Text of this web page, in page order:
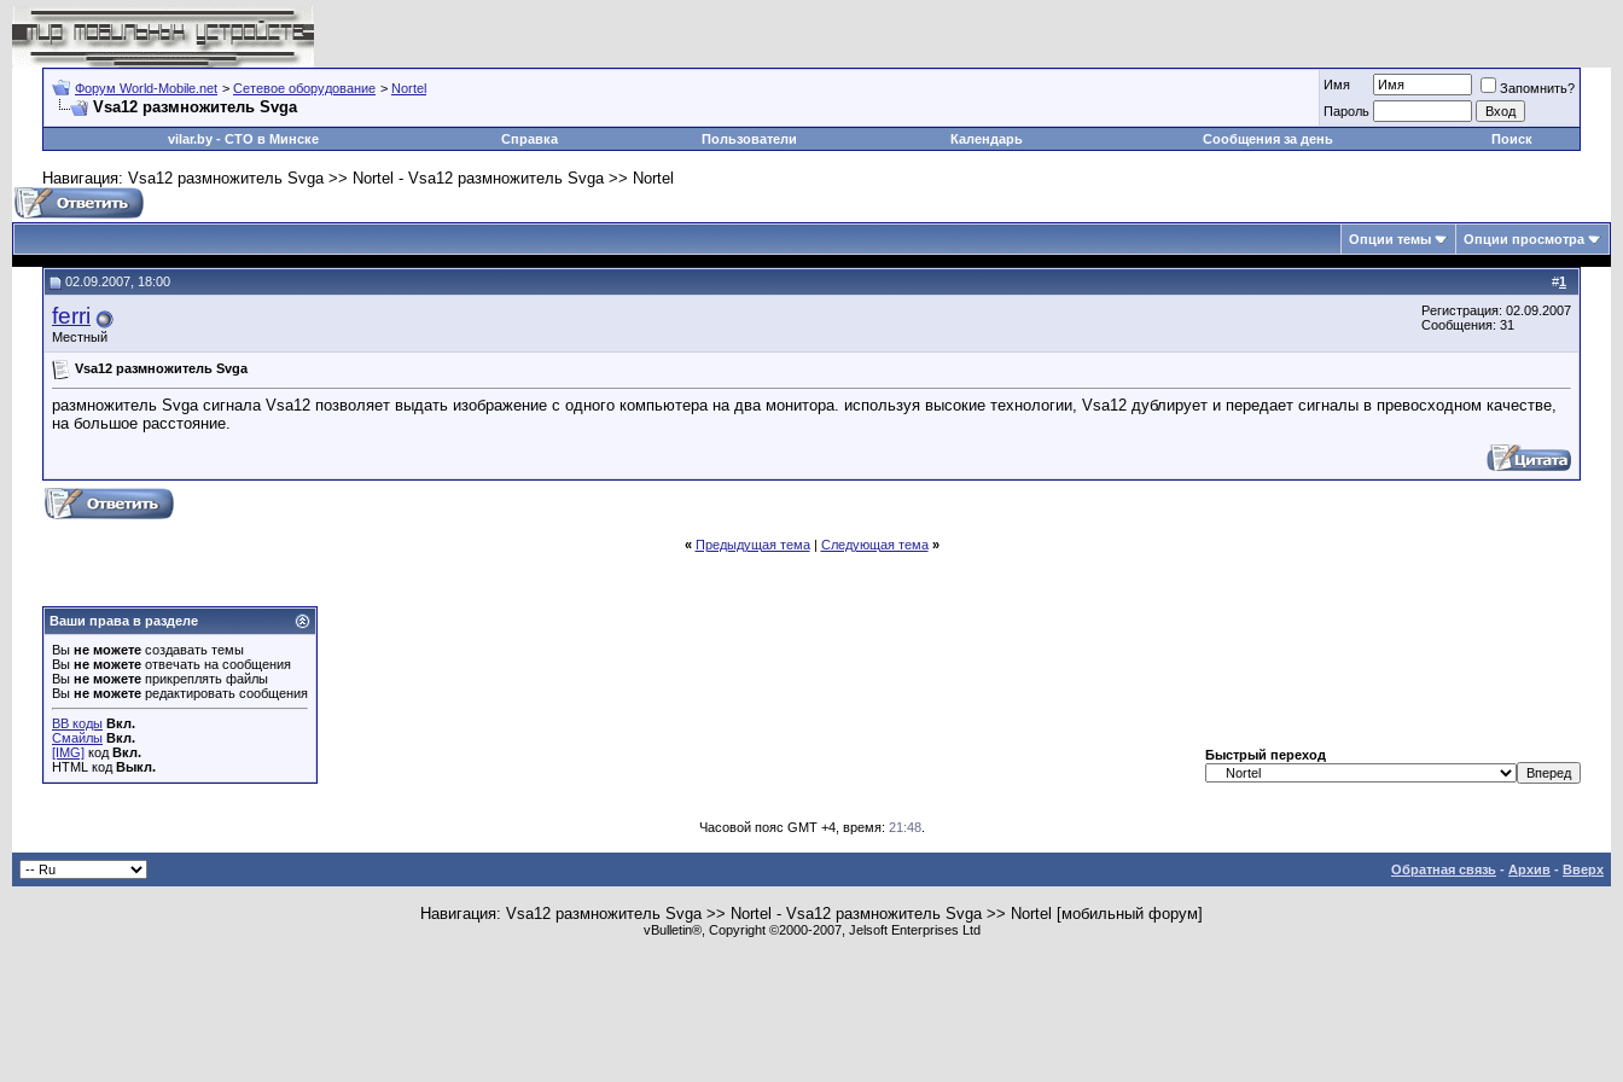
Форум World-Mobile.net > Сетевое оборудование > Nortel
Vsa12 размножитель Svga
Имя
Запомнить?
Пароль
vilar.by - СТО в Минске Справка Пользователи Календарь Сообщения за день Поиск
Навигация: Vsa12 размножитель Svga >> Nortel - Vsa12 размножитель Svga >> Nortel
Опции темы Опции просмотра
#1
02.09.2007, 18:00
ferri
Местный
Регистрация: 02.09.2007
Сообщения: 31
Vsa12 размножитель Svga
размножитель Svga сигнала Vsa12 позволяет выдать изображение с одного компьютера на два монитора. используя высокие технологии, Vsa12 дублирует и передает сигналы в превосходном качестве,
на большое расстояние.
« Предыдущая тема| Следующая тема »
Ваши права в разделе
Вы не можете создавать темы
Вы не можете отвечать на сообщения
Вы не можете прикреплять файлы
Вы не можете редактировать сообщения
BB коды Вкл.
Смайлы Вкл.
[IMG] код Вкл.
HTML код Выкл.
Быстрый переход
Часовой пояс GMT +4, время: 21:48.
Обратная связь - Архив - Вверх
Навигация: Vsa12 размножитель Svga >> Nortel - Vsa12 размножитель Svga >> Nortel [мобильный форум]
vBulletin®, Copyright ©2000-2007, Jelsoft Enterprises Ltd